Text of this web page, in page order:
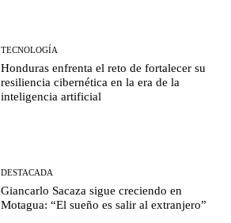
TECNOLOGÍA
Honduras enfrenta el reto de fortalecer su
resiliencia cibernética en la era de la
inteligencia artificial
DESTACADA
Giancarlo Sacaza sigue creciendo en
Motagua: “El sueño es salir al extranjero”